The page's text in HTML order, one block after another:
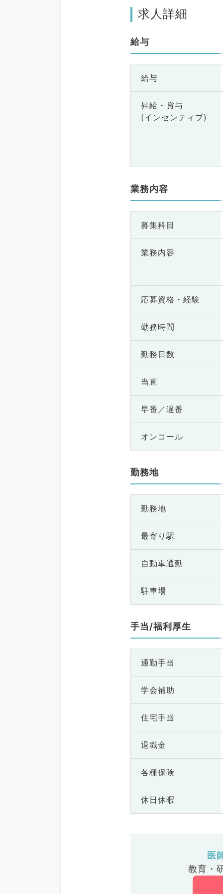
求人詳細
給与
給与
昇給・賞与
(インセンティブ)
業務内容
募集科目
業務内容
応募資格・ 経験
勤務時間
勤務日数
当直
早番／遅番
オンコール
勤務地
勤務地
最寄り駅
自動車通勤
駐車場
手当/福利厚生
通勤手当
学会補助
住宅手当
退職金
各種保険
休日休暇
医
教育・